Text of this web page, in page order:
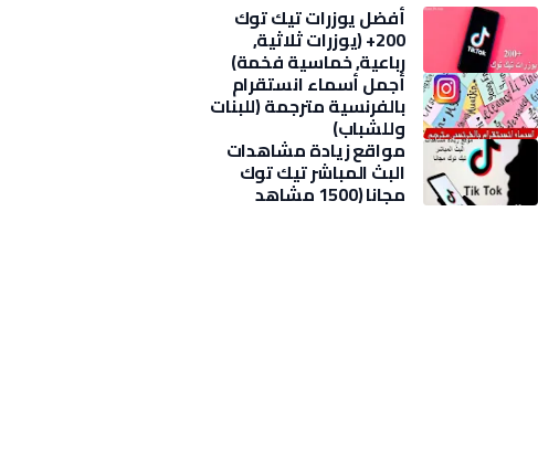
أفضل يوزرات تيك توك
200+ (يوزرات ثلاثية,
رباعية, خماسية فخمة)
2025
أجمل أسماء انستقرام
بالفرنسية مترجمة (للبنات
وللشباب)
مواقع زيادة مشاهدات
البث المباشر تيك توك
مجانا (1500 مشاهد